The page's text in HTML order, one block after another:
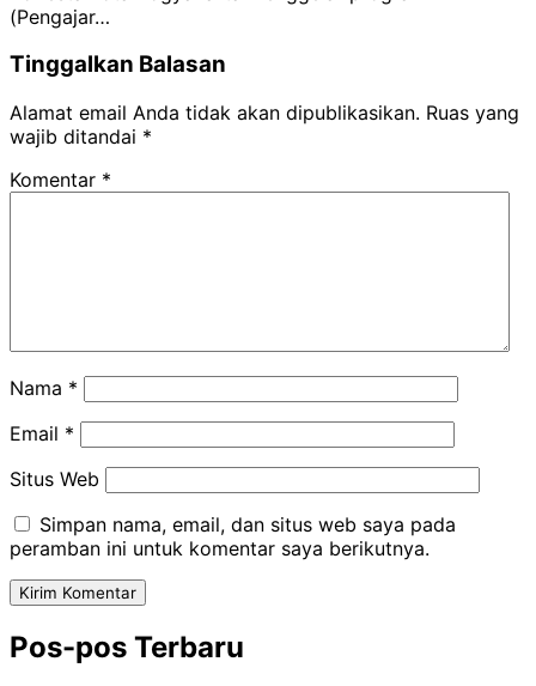
(Pengajar…
Tinggalkan Balasan
Alamat email Anda tidak akan dipublikasikan. Ruas yang
wajib ditandai *
Komentar *
Nama *
Email *
Situs Web
Simpan nama, email, dan situs web saya pada
peramban ini untuk komentar saya berikutnya.
Pos-pos Terbaru